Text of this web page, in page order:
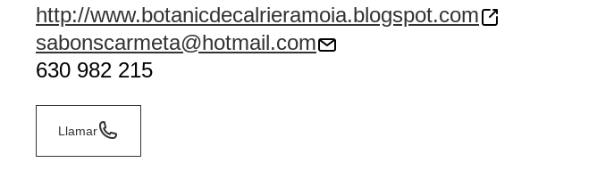
http://www.botanicdecalrieramoia.blogspot.com
sabonscarmeta@hotmail.com
630 982 215
Llamar